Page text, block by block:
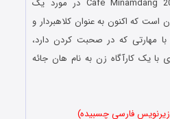
سریال کافه مینامدانگ Cafe Minamdang 2022 در مورد یک
است که اکنون به عنوان کلاهبردار و
با مهارتی که در صحبت کردن دارد،
با یک کارآگاه زن به نام هان جائه
فارسی چسبیده)